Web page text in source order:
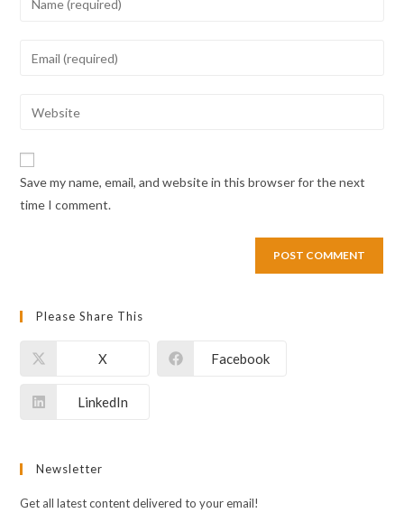
Save my name, email, and website in this browser for the next
time I comment.
Please Share This
X Facebook
LinkedIn
Newsletter
Get all latest content delivered to your email!